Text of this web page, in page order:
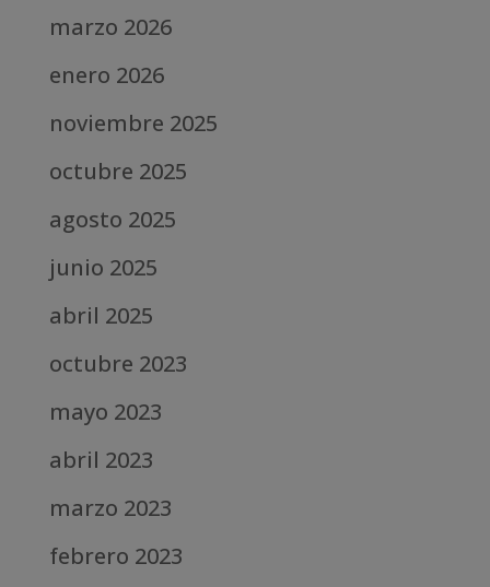
marzo 2026
enero 2026
noviembre 2025
octubre 2025
agosto 2025
junio 2025
abril 2025
octubre 2023
mayo 2023
abril 2023
marzo 2023
febrero 2023